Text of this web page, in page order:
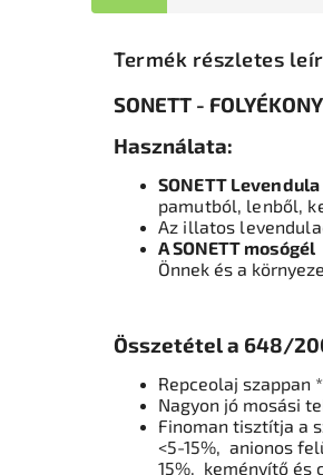
Termék részletes
SONETT -
Használata:
SONETT Levendula
pamutból, lenből,
Az illatos
A SONETT mosógél
Önnek és a
Összetétel a 648/
Repceolaj szappan
Nagyon jó mosási
Finoman tisztítja a
<5-15%, anionos
15%, keményítő és